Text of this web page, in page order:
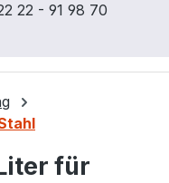
22 - 91 98 70
für